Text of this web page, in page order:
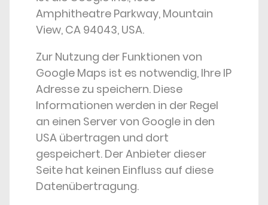
Amphitheatre Parkway, Mountain
View, CA 94043, USA.
Zur Nutzung der Funktionen von
Google Maps ist es notwendig, Ihre IP
Adresse zu speichern. Diese
Informationen werden in der Regel
an einen Server von Google in den
USA übertragen und dort
gespeichert. Der Anbieter dieser
Seite hat keinen Einfluss auf diese
Datenübertragung.